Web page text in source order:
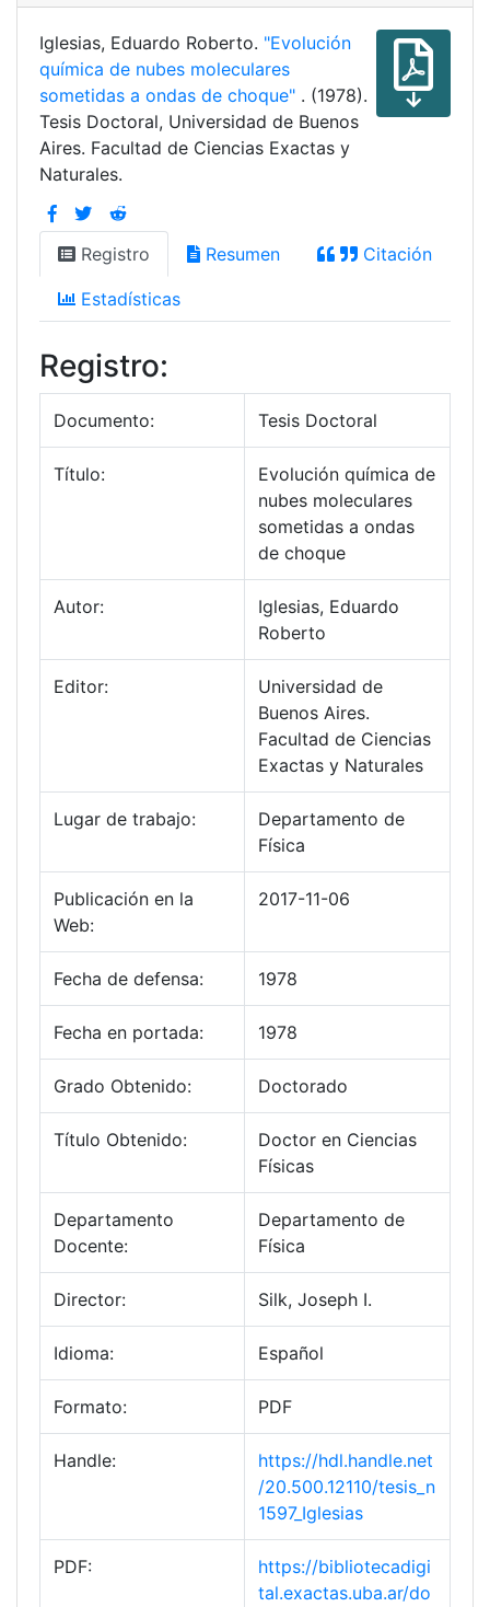
Iglesias, Eduardo Roberto. "Evolución
química de nubes moleculares
sometidas a ondas de choque" . (1978).
Tesis Doctoral, Universidad de Buenos
Aires. Facultad de Ciencias Exactas y
Naturales.
Registro Resumen Citación
Estadísticas
Registro:
Documento: Tesis Doctoral
Título:
Evolución química de
nubes moleculares
sometidas a ondas
de choque
Autor:
Iglesias, Eduardo
Roberto
Editor:
Universidad de
Buenos Aires.
Facultad de Ciencias
Exactas y Naturales
Lugar de trabajo:
Departamento de
Física
Publicación en la
Web:
2017-11-06
Fecha de defensa: 1978
Fecha en portada: 1978
Grado Obtenido: Doctorado
Título Obtenido:
Doctor en Ciencias
Físicas
Departamento
Docente:
Departamento de
Física
Director: Silk, Joseph I.
Idioma: Español
Formato: PDF
Handle:
https://hdl.handle.net
/20.500.12110/tesis_n
1597_Iglesias
PDF:
https://bibliotecadigi
tal.exactas.uba.ar/do